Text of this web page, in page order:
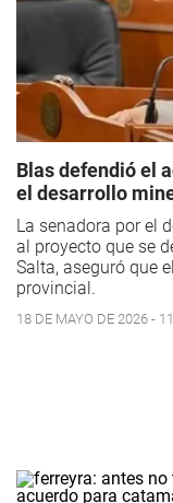
Blas defendió el
el desarrollo
La senadora por el
al proyecto que se
Salta, aseguró que
provincial.
18 DE MAYO DE 2026 -